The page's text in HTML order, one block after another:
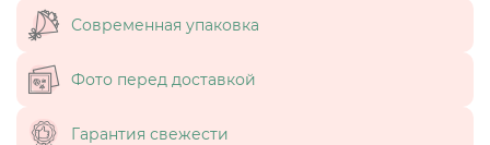
Современная упаковка
Фото перед доставкой
Гарантия свежести